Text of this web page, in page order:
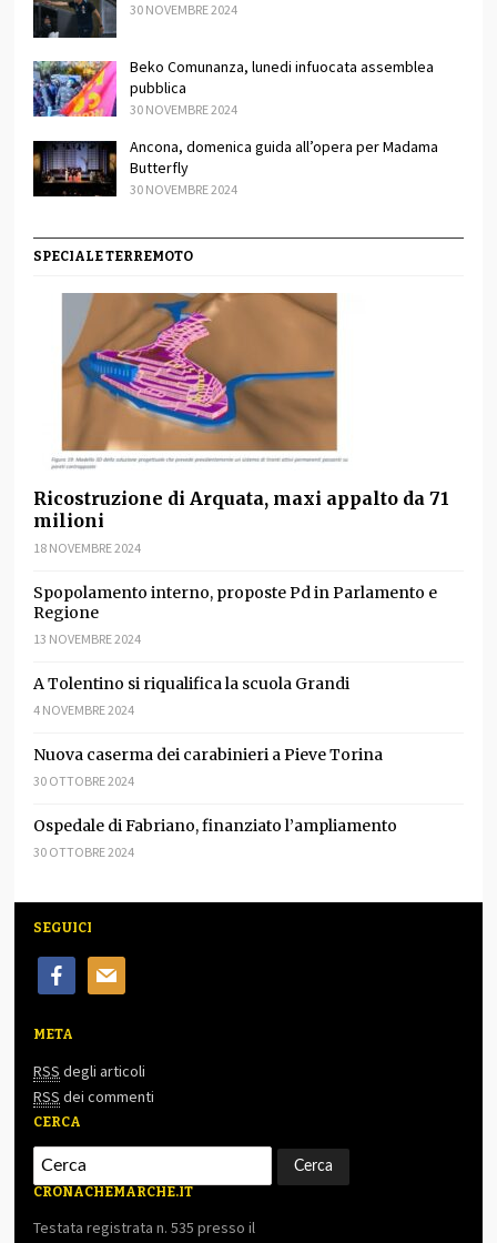
30 NOVEMBRE 2024
Beko Comunanza, lunedi infuocata assemblea
pubblica
30 NOVEMBRE 2024
Ancona, domenica guida all’opera per Madama
Butterfly
30 NOVEMBRE 2024
SPECIALE TERREMOTO
Ricostruzione di Arquata, maxi appalto da 71
milioni
18 NOVEMBRE 2024
Spopolamento interno, proposte Pd in Parlamento e
Regione
13 NOVEMBRE 2024
A Tolentino si riqualifica la scuola Grandi
4 NOVEMBRE 2024
Nuova caserma dei carabinieri a Pieve Torina
30 OTTOBRE 2024
Ospedale di Fabriano, finanziato l’ampliamento
30 OTTOBRE 2024
SEGUICI
facebookmail
META
RSS degli articoli
RSS dei commenti
CERCA
CRONACHEMARCHE.IT
Testata registrata n. 535 presso il